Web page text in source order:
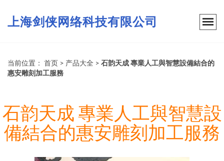
上海剑侠网络科技有限公司
当前位置： 首页 > 产品大全 > 石韵天成 專業人工與智慧設備結合的
惠安雕刻加工服務
石韵天成 專業人工與智慧設
備結合的惠安雕刻加工服務